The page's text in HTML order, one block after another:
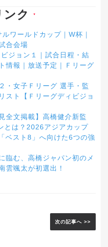
ンク ▼
ワールドカップ｜W杯｜
合会場
ジョン１｜試合日程・結
情報｜放送予定｜Ｆリーグ
・女子Ｆリーグ 選手・監
スト【Ｆリーグディビジョ
全文掲載】高橋健介新監
とは？2026アジアカップ
ベスト8」へ向けた6つの強
臨む、高橋ジャパン初のメ
雲颯太が初選出！
次の記事へ >>